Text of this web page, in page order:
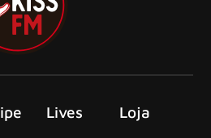
Lives Loja